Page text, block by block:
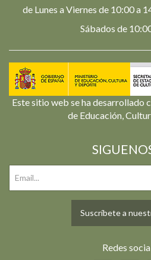
de Lunes a Viernes de 10:00 a
Sábados de
Este sitio web se ha desarrollado
de Educación,
Suscríbete a
Redes